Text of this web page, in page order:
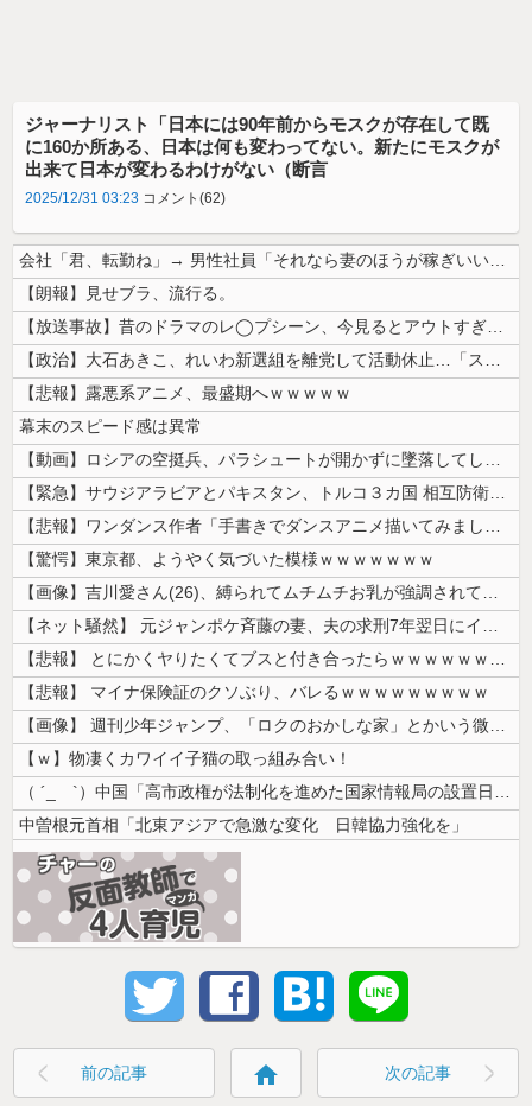
ジャーナリスト「日本には90年前からモスクが存在して既
に160か所ある、日本は何も変わってない。新たにモスクが
出来て日本が変わるわけがない（断言
2025/12/31 03:23 コメント(62)
会社「君、転勤ね」→ 男性社員「それなら妻のほうが稼ぎいいんで辞めます...
【朗報】見せブラ、流行る。
【放送事故】昔のドラマのレ◯プシーン、今見るとアウトすぎる・・・
【政治】大石あきこ、れいわ新選組を離党して活動休止…「スジは通します」...
【悲報】露悪系アニメ、最盛期へｗｗｗｗｗ
幕末のスピード感は異常
【動画】ロシアの空挺兵、パラシュートが開かずに墜落してしまう。
【緊急】サウジアラビアとパキスタン、トルコ３カ国 相互防衛協定締結
【悲報】ワンダンス作者「手書きでダンスアニメ描いてみました」←アニメの...
【驚愕】東京都、ようやく気づいた模様ｗｗｗｗｗｗｗ
【画像】吉川愛さん(26)、縛られてムチムチお乳が強調されてしまう
【ネット騒然】 元ジャンポケ斉藤の妻、夫の求刑7年翌日にインスタ更新！...
【悲報】 とにかくヤりたくてブスと付き合ったらｗｗｗｗｗｗｗｗｗｗｗｗ...
【悲報】 マイナ保険証のクソぶり、バレるｗｗｗｗｗｗｗｗｗ
【画像】 週刊少年ジャンプ、「ロクのおかしな家」とかいう微妙な漫画を巻...
【ｗ】物凄くカワイイ子猫の取っ組み合い！
（ ´_ゝ`）中国「高市政権が法制化を進めた国家情報局の設置日が7月3...
中曽根元首相「北東アジアで急激な変化 日韓協力強化を」
前の記事 home 次の記事